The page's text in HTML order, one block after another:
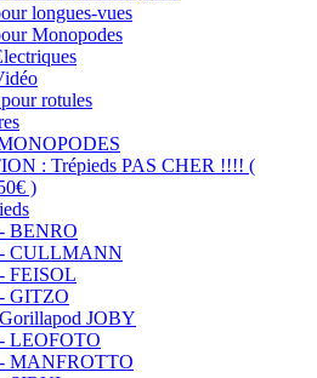
longues-vues
Monopodes
rotules
: Trépieds PAS CHER !!!! (
)
BENRO
- CULLMANN
FEISOL
GITZO
JOBY
LEOFOTO
- MANFROTTO